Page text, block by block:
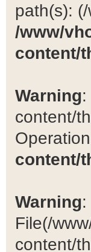
path(s):
/www/
content/
Warning
content/
content/
Warning
File(/
content/